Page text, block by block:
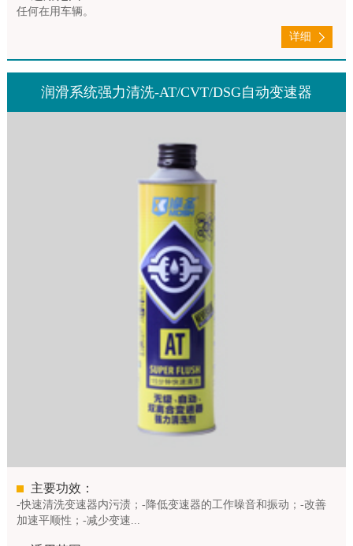
任何在用车辆。
详细
润滑系统强力清洗-AT/CVT/DSG自动变速器
主要功效：
-快速清洗变速器内污渍；-降低变速器的工作噪音和振动；-改善
加速平顺性；-减少变速...